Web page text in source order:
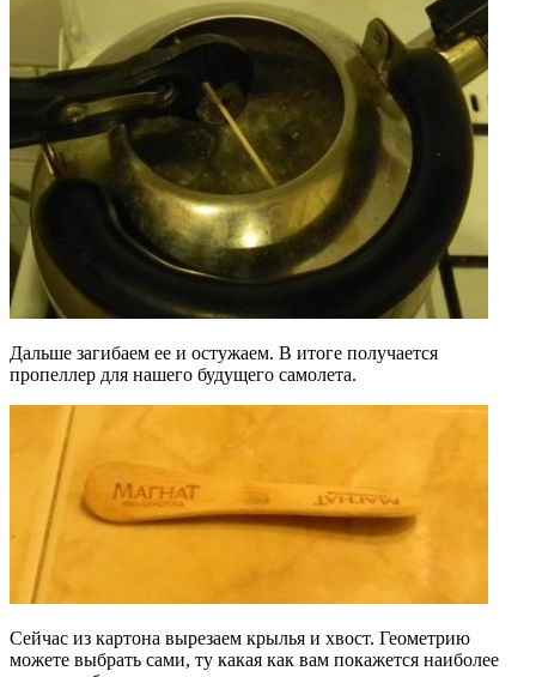
Дальше загибаем ее и остужаем. В итоге получается
пропеллер для нашего будущего самолета.
Сейчас из картона вырезаем крылья и хвост. Геометрию
можете выбрать сами, ту какая как вам покажется наиболее